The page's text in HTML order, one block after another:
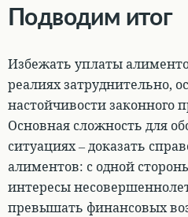
Подводим итог
Избежать уплаты
реалиях затруднительно,
настойчивости законного
Основная сложность для
ситуациях – доказать
алиментов: с одной
интересы
превышать финансовых